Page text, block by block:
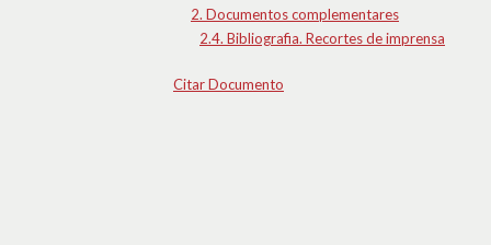
2. Documentos complementares
2.4. Bibliografia. Recortes de imprensa
Citar Documento